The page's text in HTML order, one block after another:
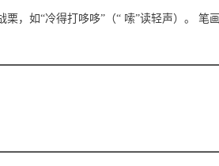
栗，如“冷得打哆哆”（“ 嗦”读轻声）。 笔